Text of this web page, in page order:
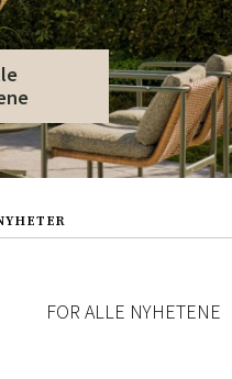
FOR ALLE NYHETENE